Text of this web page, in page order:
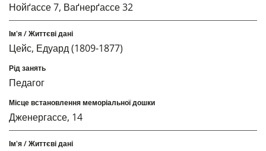
Нойґассе 7, Ваґнерґассе 32
Цейс, Едуард (1809-1877)
Педагог
Дженергассе, 14